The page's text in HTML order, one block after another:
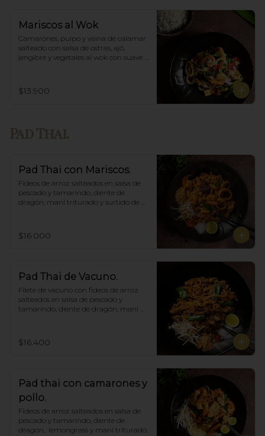
Mariscos al Wok
Camarones, pulpo y vaina de calamar
salteado con salsa de ostras, ajó,
jengibre y vegetales al wok con suave
$13.900
Pad Thai con Mariscos.
Fideos de arroz salteados en salsa de
pescado y tamarindo, diente de
dragón, maní triturado y surtido de
$16.000
Pad Thai de Vacuno.
Filete de vacuno con fideos de arroz
salteados en salsa de pescado y
tamarindo, diente de dragón, maní
$16.400
Pad thai con camarones y
pollo.
Fideos de arroz salteados en salsa de
pescado y tamarindo, diente de
dragón,  lemongrass y maní triturado.